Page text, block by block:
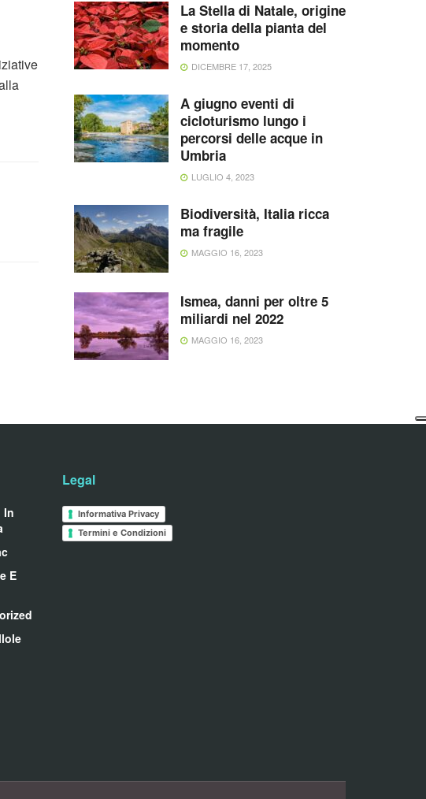
La Stella di Natale, origine
e storia della pianta del
momento
DICEMBRE 17, 2025
A giugno eventi di
cicloturismo lungo i
percorsi delle acque in
Umbria
LUGLIO 4, 2023
Biodiversità, Italia ricca
ma fragile
MAGGIO 16, 2023
Ismea, danni per oltre 5
miliardi nel 2022
MAGGIO 16, 2023
In
E
Legal
Informativa Privacy
Termini e Condizioni